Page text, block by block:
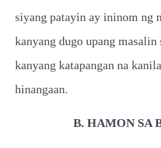
siyang patayin ay ininom ng
kanyang dugo upang masalin
kanyang katapangan na
hinangaan.
B. HAMON SA